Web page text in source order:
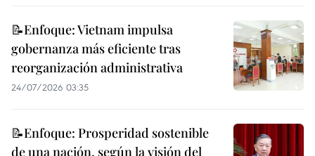
📝Enfoque: Vietnam impulsa
gobernanza más eficiente tras
reorganización administrativa
24/07/2026 03:35
📝Enfoque: Prosperidad sostenible
de una nación, según la visión del